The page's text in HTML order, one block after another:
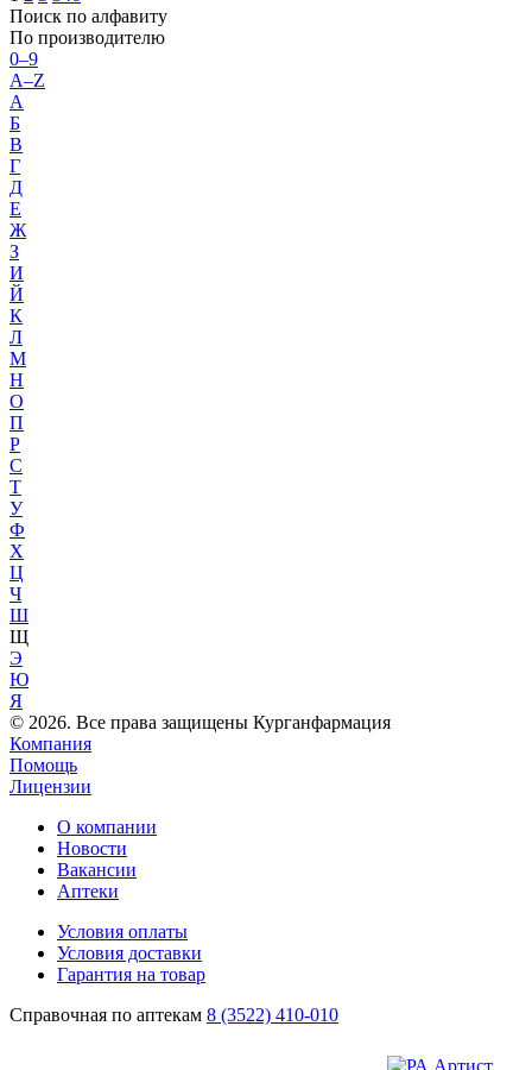
Поиск по алфавиту
По производителю
0–9
A–Z
А
Б
В
Г
Д
Е
Ж
З
И
Й
К
Л
М
Н
О
П
Р
С
Т
У
Ф
Х
Ц
Ч
Ш
Щ
Э
Ю
Я
© 2026. Все права защищены Курганфармация
Компания
Помощь
Лицензии
О компании
Новости
Вакансии
Аптеки
Условия оплаты
Условия доставки
Гарантия на товар
Справочная по аптекам 8 (3522) 410-010